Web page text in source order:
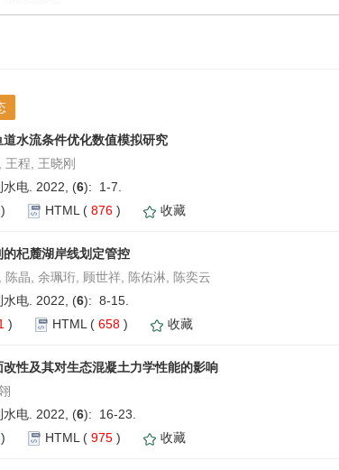
水流条件优化数值模拟研究
王程, 王晓刚
水电. 2022, (6): 1-7.
) HTML ( 876 ) 收藏
杞麓湖岸线划定管控
陈晶, 余珮珩, 顾世祥, 陈佑淋, 陈奕云
水电. 2022, (6): 8-15.
) HTML ( 658 ) 收藏
性及其对生态混凝土力学性能的影响
水电. 2022, (6): 16-23.
) HTML ( 975 ) 收藏